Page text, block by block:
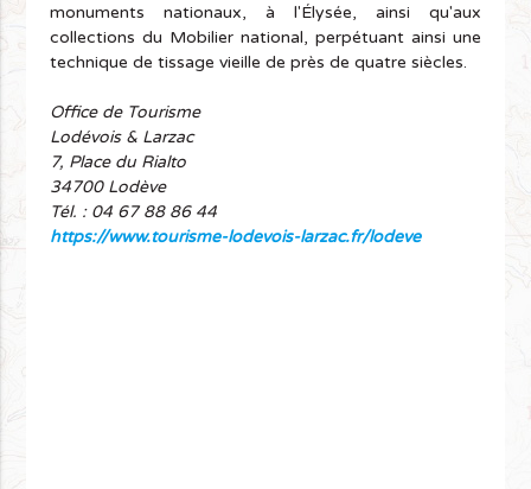
monuments nationaux, à l'Élysée, ainsi qu'aux
collections du Mobilier national, perpétuant ainsi une
technique de tissage vieille de près de quatre siècles.
Office de Tourisme
Lodévois & Larzac
7, Place du Rialto
34700 Lodève
Tél. : 04 67 88 86 44
https://www.tourisme-lodevois-larzac.fr/lodeve